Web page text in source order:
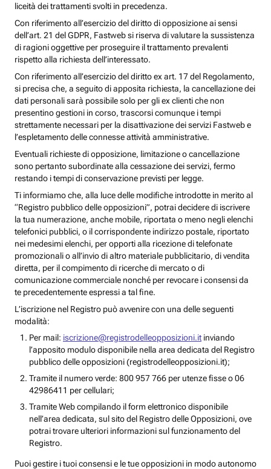
liceità dei trattamenti svolti in precedenza.
Con riferimento all’esercizio del diritto di opposizione ai sensi
dell’art. 21 del GDPR, Fastweb si riserva di valutare la sussistenza
di ragioni oggettive per proseguire il trattamento prevalenti
rispetto alla richiesta dell’interessato.
Con riferimento all’esercizio del diritto ex art. 17 del Regolamento,
si precisa che, a seguito di apposita richiesta, la cancellazione dei
dati personali sarà possibile solo per gli ex clienti che non
presentino gestioni in corso, trascorsi comunque i tempi
strettamente necessari per la disattivazione dei servizi Fastweb e
l’espletamento delle connesse attività amministrative.
Eventuali richieste di opposizione, limitazione o cancellazione
sono pertanto subordinate alla cessazione dei servizi, fermo
restando i tempi di conservazione previsti per legge.
Ti informiamo che, alla luce delle modifiche introdotte in merito al
“Registro pubblico delle opposizioni”, potrai decidere di iscrivere
la tua numerazione, anche mobile, riportata o meno negli elenchi
telefonici pubblici, o il corrispondente indirizzo postale, riportato
nei medesimi elenchi, per opporti alla ricezione di telefonate
promozionali o all’invio di altro materiale pubblicitario, di vendita
diretta, per il compimento di ricerche di mercato o di
comunicazione commerciale nonché per revocare i consensi da
te precedentemente espressi a tal fine.
L’iscrizione nel Registro può avvenire con una delle seguenti
modalità:
Per mail: iscrizione@registrodelleopposizioni.it inviando
l’apposito modulo disponibile nella area dedicata del Registro
pubblico delle opposizioni (registrodelleopposizioni.it);
Tramite il numero verde: 800 957 766 per utenze fisse o 06
42986411 per cellulari;
Tramite Web compilando il form elettronico disponibile
nell’area dedicata, sul sito del Registro delle Opposizioni, ove
potrai trovare ulteriori informazioni sul funzionamento del
Registro.
Puoi gestire i tuoi consensi e le tue opposizioni in modo autonomo